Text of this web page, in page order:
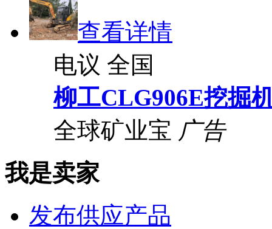
查看详情
电议 全国
柳工CLG906E挖掘
全球矿业宝 广告
我是卖家
发布供应产品